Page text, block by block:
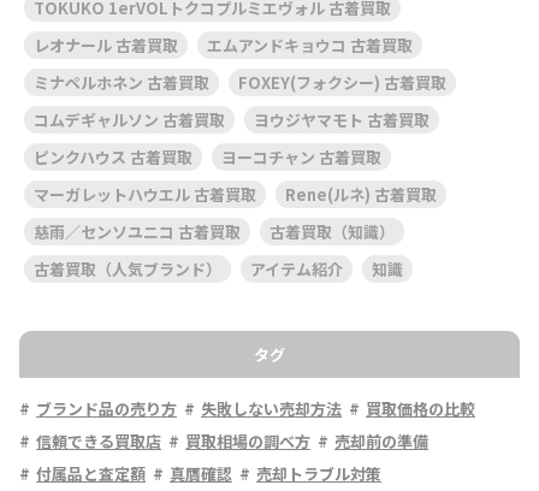
TOKUKO 1erVOLトクコプルミエヴォル 古着買取
レオナール 古着買取
エムアンドキョウコ 古着買取
ミナペルホネン 古着買取
FOXEY(フォクシー) 古着買取
コムデギャルソン 古着買取
ヨウジヤマモト 古着買取
ピンクハウス 古着買取
ヨーコチャン 古着買取
マーガレットハウエル 古着買取
Rene(ルネ) 古着買取
慈雨／センソユニコ 古着買取
古着買取（知識）
古着買取（人気ブランド）
アイテム紹介 知識
タグ
ブランド品の売り方 失敗しない売却方法
買取価格の比較
信頼できる買取店
買取相場の調べ方
売却前の準備
付属品と査定額
真贋確認
売却トラブル対策